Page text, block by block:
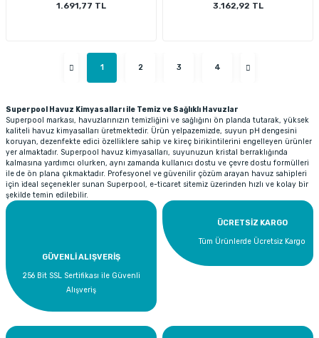
1.691,77 TL 3.162,92 TL
1 2 3 4
Superpool Havuz Kimyasalları ile Temiz ve Sağlıklı Havuzlar
Superpool markası, havuzlarınızın temizliğini ve sağlığını ön planda tutarak, yüksek
kaliteli havuz kimyasalları üretmektedir. Ürün yelpazemizde, suyun pH dengesini
koruyan, dezenfekte edici özelliklere sahip ve kireç birikintilerini engelleyen ürünler
yer almaktadır. Superpool havuz kimyasalları, suyunuzun kristal berraklığında
kalmasına yardımcı olurken, aynı zamanda kullanıcı dostu ve çevre dostu formülleri
ile de ön plana çıkmaktadır. Profesyonel ve güvenilir çözüm arayan havuz sahipleri
için ideal seçenekler sunan Superpool, e-ticaret sitemiz üzerinden hızlı ve kolay bir
şekilde temin edilebilir.
GÜVENLİ ALIŞVERİŞ
256 Bit SSL Sertifikası ile Güvenli
Alışveriş
ÜCRETSİZ KARGO
Tüm Ürünlerde Ücretsiz Kargo